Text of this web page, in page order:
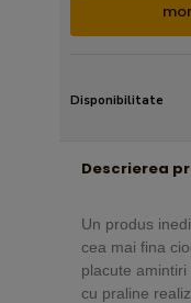
Disponibilitate
Descrierea
Un produs
cea mai fina
placute
cu praline